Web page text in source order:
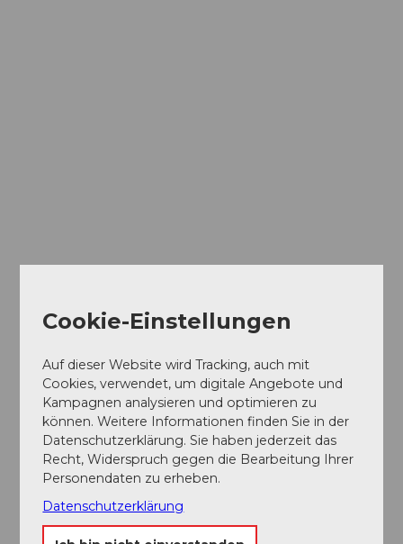
Cookie-Einstellungen
Auf dieser Website wird Tracking, auch mit
Cookies, verwendet, um digitale Angebote und
Kampagnen analysieren und optimieren zu
können. Weitere Informationen finden Sie in der
Datenschutzerklärung. Sie haben jederzeit das
Recht, Widerspruch gegen die Bearbeitung Ihrer
Personendaten zu erheben.
Datenschutzerklärung